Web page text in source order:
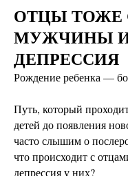
ОТЦЫ ТОЖЕ
МУЖЧИНЫ И
ДЕПРЕССИЯ
Рождение ребенка —
Путь, который
детей до появления
часто слышим о
что происходит с
депрессия у них?